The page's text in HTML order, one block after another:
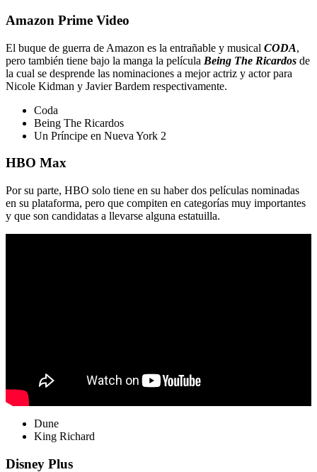
Amazon Prime Video
El buque de guerra de Amazon es la entrañable y musical CODA,
pero también tiene bajo la manga la película Being The Ricardos de
la cual se desprende las nominaciones a mejor actriz y actor para
Nicole Kidman y Javier Bardem respectivamente.
Coda
Being The Ricardos
Un Príncipe en Nueva York 2
HBO Max
Por su parte, HBO solo tiene en su haber dos películas nominadas
en su plataforma, pero que compiten en categorías muy importantes
y que son candidatas a llevarse alguna estatuilla.
Dune
King Richard
Disney Plus